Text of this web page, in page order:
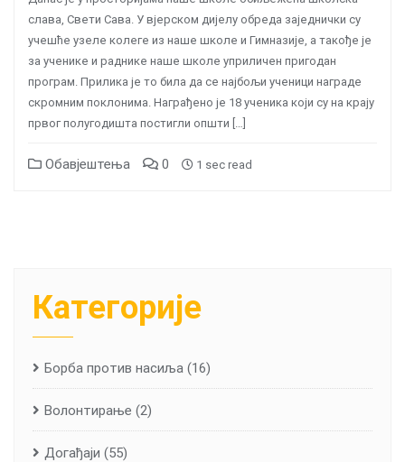
слава, Свети Сава. У вјерском дијелу обреда заједнички су
учешће узеле колеге из наше школе и Гимназије, а такође је
за ученике и раднике наше школе уприличен пригодан
програм. Прилика је то била да се најбољи ученици награде
скромним поклонима. Награђено је 18 ученика који су на крају
првог полугодишта постигли општи […]
Обавјештења 0 1 sec read
Категорије
Борба против насиља (16)
Волонтирање (2)
Догађаји (55)